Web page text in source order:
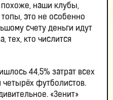
похоже, наши клубы,
это не особенно
счету деньги идут
тех, кто числится
44,5% затрат всех
четырёх футболистов.
«Зенит»